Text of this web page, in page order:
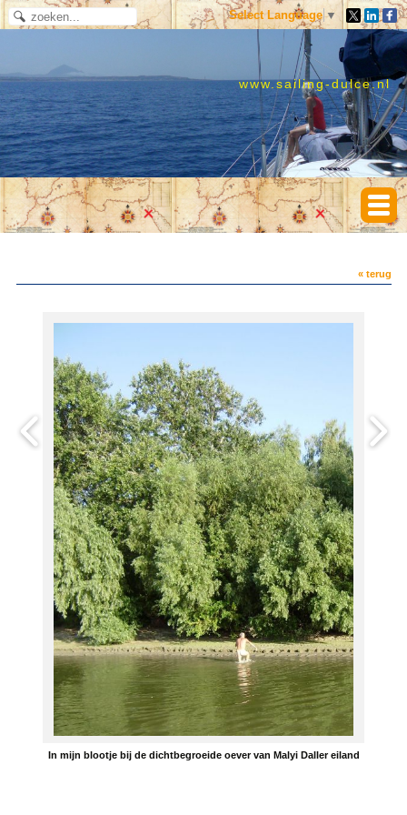
Select Language ▼
www.sailing-dulce.nl
« terug
In mijn blootje bij de dichtbegroeide oever van Malyi Daller eiland